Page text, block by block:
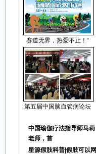
赛道无界，热爱不止！“
第五届中国脑血管病论坛
中国瑜伽疗法指导师马莉
老师，首
星源假肢科普|假肢可以网